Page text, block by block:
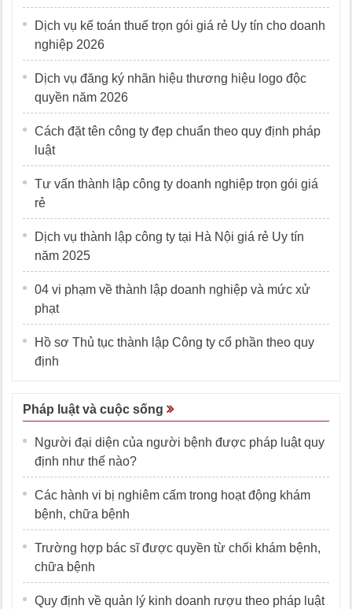
Dịch vụ kế toán thuế trọn gói giá rẻ Uy tín cho doanh
nghiệp 2026
Dịch vụ đăng ký nhãn hiệu thương hiệu logo độc
quyền năm 2026
Cách đặt tên công ty đẹp chuẩn theo quy định pháp
luật
Tư vấn thành lập công ty doanh nghiệp trọn gói giá
rẻ
Dịch vụ thành lập công ty tại Hà Nội giá rẻ Uy tín
năm 2025
04 vi phạm về thành lập doanh nghiệp và mức xử
phạt
Hồ sơ Thủ tục thành lập Công ty cổ phần theo quy
định
Pháp luật và cuộc sống
Người đại diện của người bệnh được pháp luật quy
định như thế nào?
Các hành vi bị nghiêm cấm trong hoạt động khám
bệnh, chữa bệnh
Trường hợp bác sĩ được quyền từ chối khám bệnh,
chữa bệnh
Quy định về quản lý kinh doanh rượu theo pháp luật